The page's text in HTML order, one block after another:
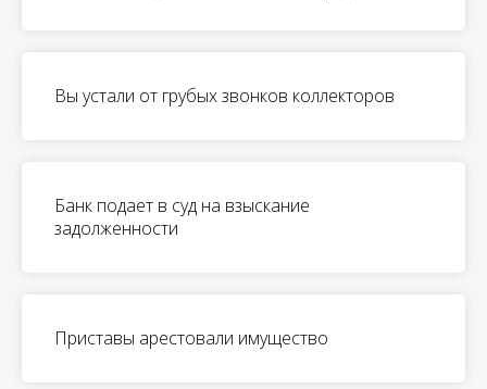
Вы устали от грубых звонков коллекторов
Банк подает в суд на взыскание
задолженности
Приставы арестовали имущество